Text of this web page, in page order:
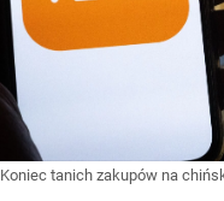
Koniec tanich zakupów na